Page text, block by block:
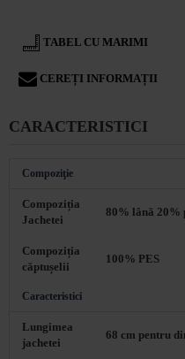
TABEL CU MARIMI
CEREȚI INFORMAȚII
CARACTERISTICI
Compoziţie
Compoziția
Jachetei
80% lână 20%
Compoziția
căptușelii
100% PES
Caracteristici
Lungimea
jachetei
68 cm pentru